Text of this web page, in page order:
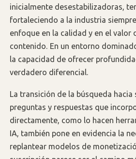
inicialmente desestabilizadoras,
fortaleciendo a la industria
enfoque en la calidad y en el valor
contenido. En un entorno
la capacidad de ofrecer
verdadero diferencial.
La transición de la búsqueda hacia
preguntas y respuestas que
directamente, como lo hacen
IA, también pone en evidencia la
replantear modelos de